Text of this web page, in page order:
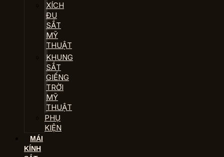
XÍCH
ĐU
SẮT
MỸ
THUẬT
KHUNG
SẮT
GIẾNG
TRỜI
MỸ
THUẬT
PHỤ
KIỆN
MÁI
KÍNH